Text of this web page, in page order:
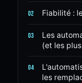
02 Fiabilité :
03
Les
(et les
04
les